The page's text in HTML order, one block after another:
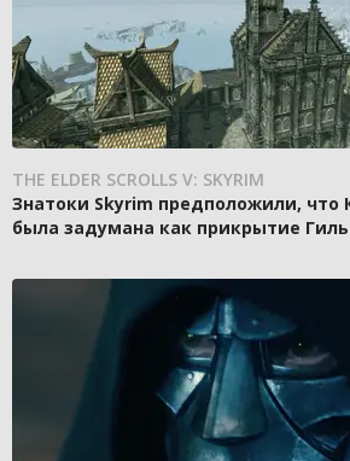
THE ELDER SCROLLS V: SKYRIM
Знатоки Skyrim предположили, что
была задумана как прикрытие